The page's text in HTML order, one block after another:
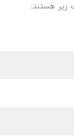
زیر هستند: